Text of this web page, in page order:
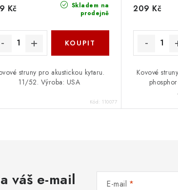
Skladem na
prodejně
Kč
struny pro akustickou kytaru.
11/52. Výroba: USA
Kód: 110077
209 Kč
Kovové
váš e-mail E-mail